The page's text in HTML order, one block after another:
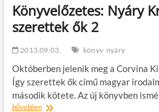
Könyvelőzetes: Nyáry
szerettek ők 2
2013.09.03. könyv nyáry
Októberben jelenik meg a Corvina
Így szerettek ők című magyar
második kötete. Az új könyvben
bővebbenKönyvelőzetes: